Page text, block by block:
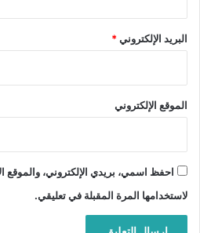
البريد الإلكتروني*
الموقع الإلكتروني
احفظ اسمي، بريدي الإلكتروني، والموقع
لاستخدامها المرة المقبلة في تعليقي.